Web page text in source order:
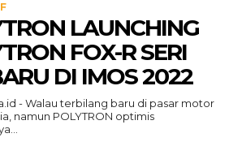
LAUNCHING
FOX-R SERI
DI IMOS 2022
- Walau terbilang baru di pasar motor
namun POLYTRON optimis